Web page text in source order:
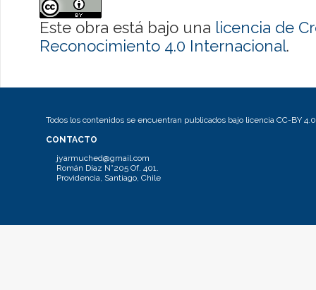
Este obra está bajo una licencia de
Reconocimiento 4.0 Internacional.
Todos los contenidos se encuentran publicados bajo licencia CC-BY 4.0
CONTACTO
jyarmuched@gmail.com
Román Díaz N°205 Of. 401.
Providencia, Santiago, Chile